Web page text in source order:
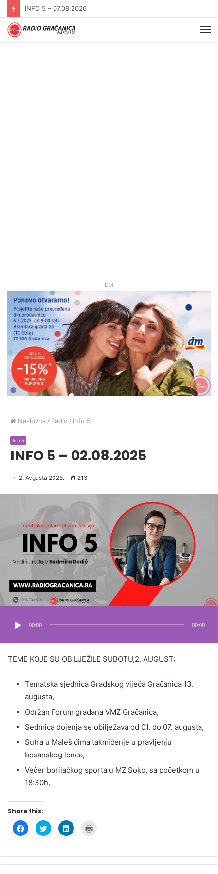
INFO 5 – 06.08.2026.
DM
Naslovna / Radio / Info 5
Info 5
INFO 5 – 02.08.2025
2. Avgusta 2025. 213
00:00 00:00
TEME KOJE SU OBILJEŽILE SUBOTU,2. AUGUST:
Tematska sjednica Gradskog vijeća Gračanica 13.
augusta,
Održan Forum građana VMZ Gračanica,
Sedmica dojenja se obilježava od 01. do 07. augusta,
Sutra u Malešićima takmičenje u pravljenju
bosanskog lonca,
Večer borilačkog sporta u MZ Soko, sa početkom u
18:30h,
Share this:
C
l
t
s
C
l
t
s
C
l
t
s
t
p